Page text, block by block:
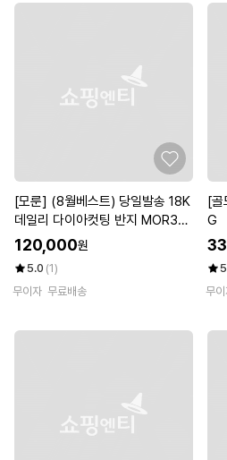
[모룬] (8월베스트) 당일발송 18K
데일리 다이아컷팅 반지 MOR39
699
120,000원
5.0 (1)
무이자 무료배송
[골
G
무